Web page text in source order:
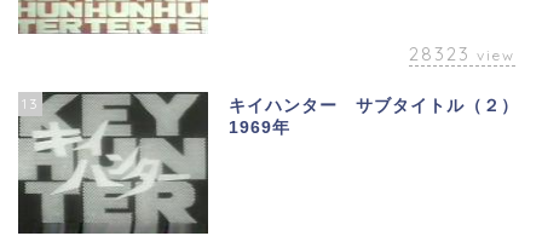
28323 view
13
キイハンター サブタイトル（２）
1969年